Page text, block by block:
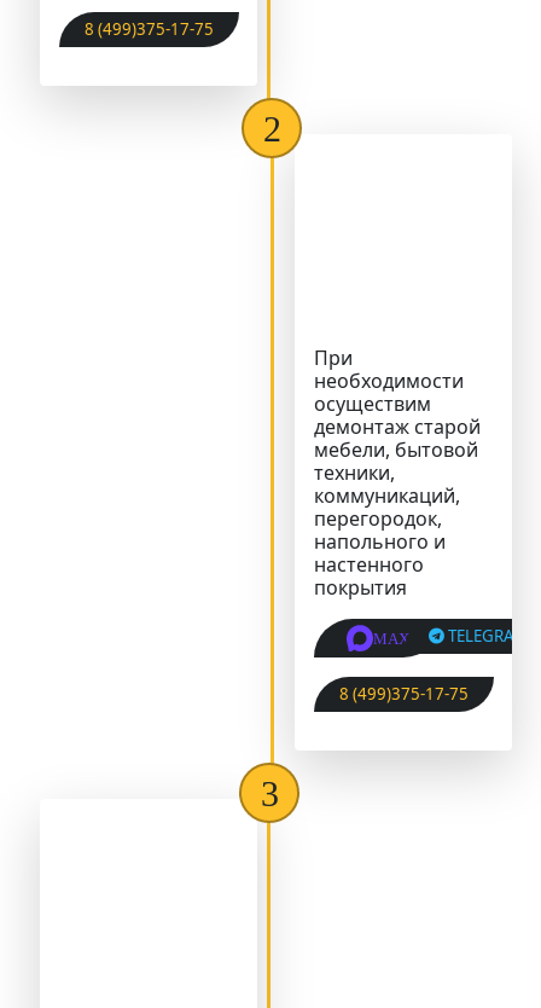
8 (499)375-17-75
При
необходимости
осуществим
демонтаж старой
мебели, бытовой
техники,
коммуникаций,
перегородок,
напольного и
настенного
покрытия
MAX TELEGRAM
8 (499)375-17-75